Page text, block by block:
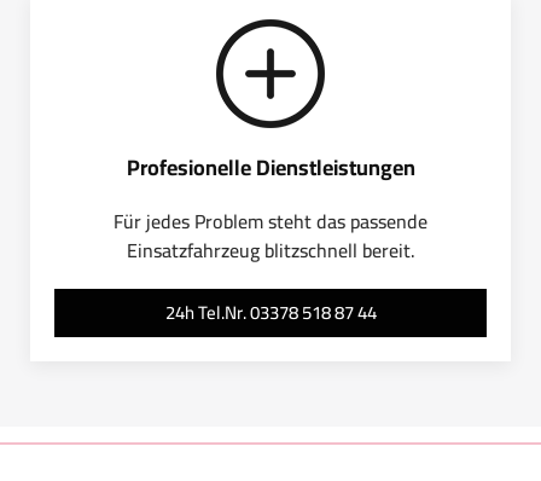
Profesionelle Dienstleistungen
Für jedes Problem steht das passende
Einsatzfahrzeug blitzschnell bereit.
24h Tel.Nr. 03378 518 87 44